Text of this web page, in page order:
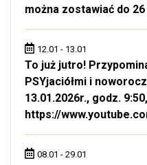
można zostawiać do
12.01 - 13.01
To już jutro!
PSYjaciółmi i
13.01.2026r., godz.
https://
08.01 - 29.01